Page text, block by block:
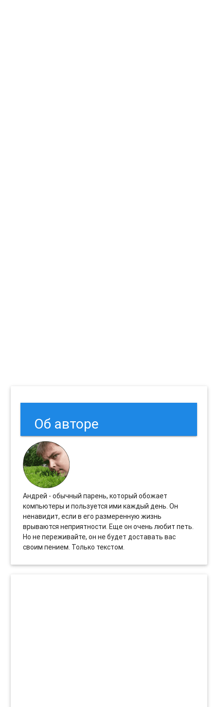
Об авторе
Андрей - обычный парень, который обожает
компьютеры и пользуется ими каждый день. Он
ненавидит, если в его размеренную жизнь
врываются неприятности. Еще он очень любит петь.
Но не переживайте, он не будет доставать вас
своим пением. Только текстом.